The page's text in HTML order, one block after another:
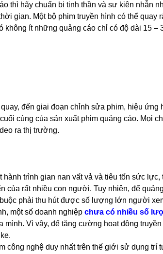
thì hãy chuẩn bị tinh thần và sự kiên nhẫn
gian. Một bộ phim truyền hình có thể
không ít những quảng cáo chỉ có độ dài 15 –
đến giai đoạn chỉnh sửa phim, hiệu
cùng của sản xuất phim quảng cáo. Mọi
ra thị trường.
hành trình gian nan vất vả và tiêu tốn sức
của rất nhiều con người. Tuy nhiên, để
phải thu hút được số lượng lớn người
một số doanh nghiệp chưa có nhiều số
mình. Vì vậy, để tăng cường hoạt động
công nghệ duy nhất trên thế giới sử dụng trí